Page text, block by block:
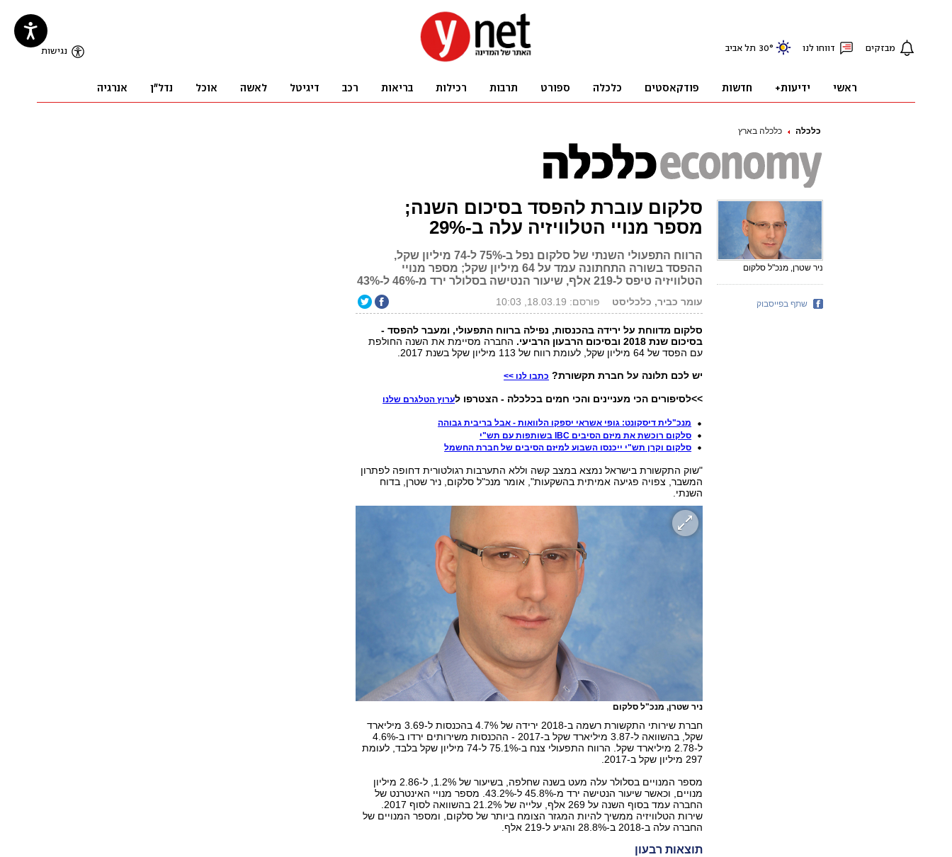
כלכלה כלכלה בארץ
סלקום עוברת להפסד בסיכום השנה;
מספר מנויי הטלוויזיה עלה ב-29%
הרווח התפעולי השנתי של סלקום נפל ב-75% ל-74 מיליון שקל,
ההפסד בשורה התחתונה עמד על 64 מיליון שקל; מספר מנויי
הטלוויזיה טיפס ל-219 אלף, שיעור הנטישה בסלולר ירד מ-46% ל-43%
עומר כביר, כלכליסט פורסם: 18.03.19, 10:03
סלקום מדווחת על ירידה בהכנסות, נפילה ברווח התפעולי, ומעבר להפסד -
בסיכום שנת 2018 ובסיכום הרבעון הרביעי.
החברה מסיימת את השנה החולפת
עם הפסד של 64 מיליון שקל, לעומת רווח של 113 מיליון שקל בשנת 2017.
יש לכם תלונה על חברת תקשורת? כתבו לנו >>
>>לסיפורים הכי מעניינים והכי חמים בכלכלה - הצטרפו לערוץ הטלגרם שלנו
מנכ"לית דיסקונט: גופי אשראי יספקו הלוואות - אבל בריבית גבוהה
סלקום רוכשת את מיזם הסיבים IBC בשותפות עם תש"י
סלקום וקרן תש"י ייכנסו השבוע למיזם הסיבים של חברת החשמל
"שוק התקשורת בישראל נמצא במצב קשה וללא התערבות רגולטורית דחופה לפתרון
המשבר, צפויה פגיעה אמיתית בהשקעות", אומר מנכ"ל סלקום, ניר שטרן, בדוח
השנתי.
ניר שטרן, מנכ"ל סלקום
חברת שירותי התקשורת רשמה ב-2018 ירידה של 4.7% בהכנסות ל-3.69 מיליארד
שקל, בהשוואה ל-3.87 מיליארד שקל ב-2017 - ההכנסות משירותים ירדו ב-4.6%
ל-2.78 מיליארד שקל. הרווח התפעולי צנח ב-75.1% ל-74 מיליון שקל בלבד, לעומת
297 מיליון שקל ב-2017.
מספר המנויים בסלולר עלה מעט בשנה שחלפה, בשיעור של 1.2%, ל-2.86 מיליון
מנויים, וכאשר שיעור הנטישה ירד מ-45.8% ל-43.2%. מספר מנויי האינטרנט של
שירות הטלוויזיה ממשיך להיות המגזר הצומח ביותר של סלקום, ומספר המנויים של
החברה עלה ב-2018 ב-28.8% והגיע ל-219 אלף.
תוצאות רבעון
ניר שטרן, מנכ"ל סלקום
שתף בפייסבוק